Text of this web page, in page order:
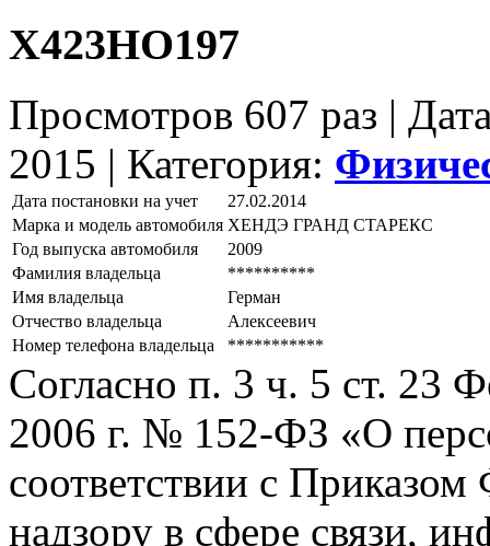
Х423НО197
Просмотров 607 раз |
2015 | Категория:
Дата постановки на учет
27.02.2014
Марка и модель автомобиля ХЕНДЭ ГРАНД СТАРЕКС
Год выпуска автомобиля
2009
Фамилия владельца
**********
Имя владельца
Герман
Отчество владельца
Алексеевич
Номер телефона владельца
***********
Согласно п. 3 ч. 5 ст. 23
2006 г. № 152-ФЗ «О
соответствии с
надзору в сфере связи,